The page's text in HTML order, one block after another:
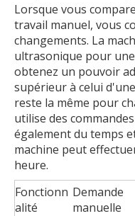
Lorsque vous
travail manuel, vous
changements. La
ultrasonique pour
obtenez un pouvoir
supérieur à celui
reste la même pour
utilise des
également du temps
machine peut
heure.
Fonctionn
alité
Demande
manuelle